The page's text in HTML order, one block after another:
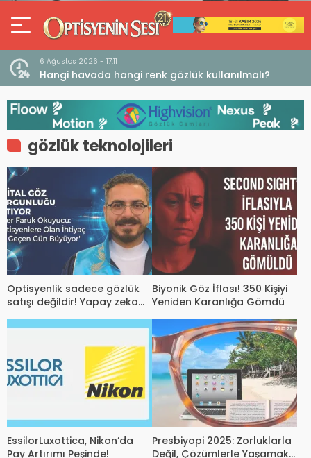
6 Ağustos 2026 - 17:11
Hangi havada hangi renk gözlük kullanılmalı?
gözlük teknolojileri
Optisyenlik sadece gözlük
satışı değildir! Yapay zeka
yarışabilir mi?
Biyonik Göz İflası! 350 Kişiyi
Yeniden Karanlığa Gömdü
EssilorLuxottica, Nikon’da
Pay Artırımı Peşinde!
Presbiyopi 2025: Zorluklarla
Değil, Çözümlerle Yaşamak